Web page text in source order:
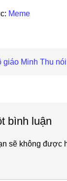
Meme
giáo Minh Thu
bình luận
sẽ không được